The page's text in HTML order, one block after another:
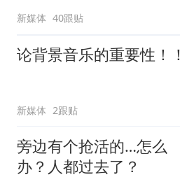
新媒体 40跟贴
论背景音乐的重要性！！
新媒体 2跟贴
旁边有个抢活的…怎么
办？人都过去了？